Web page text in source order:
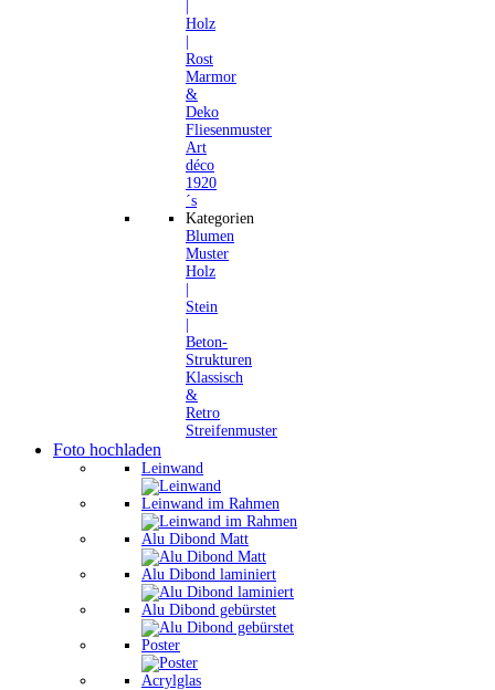
Holz
Rost
Marmor
&
Deko
Fliesenmuster
Art
déco
1920
´s
Kategorien
Blumen
Muster
Holz
Stein
Beton-
Strukturen
Klassisch
&
Retro
Streifenmuster
Foto hochladen
Leinwand
Leinwand im Rahmen
Alu Dibond Matt
Alu Dibond laminiert
Alu Dibond gebürstet
Poster
Acrylglas